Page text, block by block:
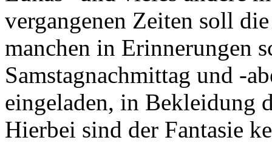
vergangenen Zeiten soll
manchen in Erinnerungen
Samstagnachmittag und -
eingeladen, in Bekleidung
Hierbei sind der Fantasie